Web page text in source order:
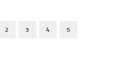
2 3 4 5